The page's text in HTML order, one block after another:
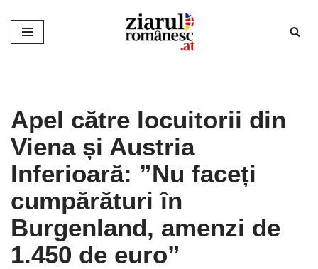
Sari
Apel către locuitorii din
Viena și Austria
Inferioară: ”Nu faceți
cumpărături în
Burgenland, amenzi de
1.450 de euro”